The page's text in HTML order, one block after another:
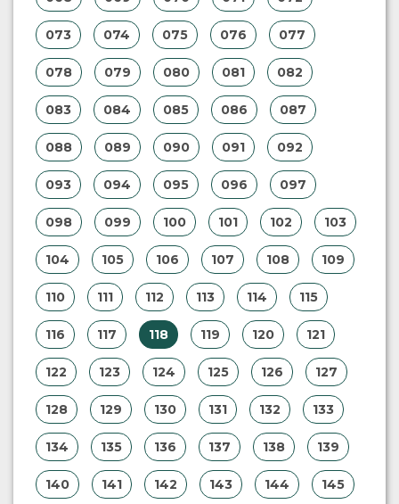
073 074 075 076 077
078 079 080 081 082
083 084 085 086 087
088 089 090 091 092
093 094 095 096 097
098 099 100 101 102 103
104 105 106 107 108 109
110 111 112 113 114 115
116 117 118 119 120 121
122 123 124 125 126 127
128 129 130 131 132 133
134 135 136 137 138 139
140 141 142 143 144 145